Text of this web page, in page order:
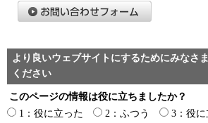
より良いウェブサイトにするためにみなさ
ください
このページの情報は役に立ちましたか？
1：役に立った
2：ふつう 3：役